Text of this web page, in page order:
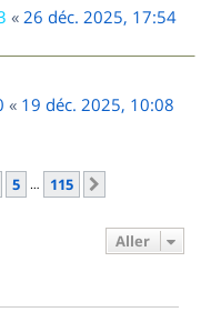
« 26 déc. 2025, 17:54
« 19 déc. 2025, 10:08
5 … 115
Aller